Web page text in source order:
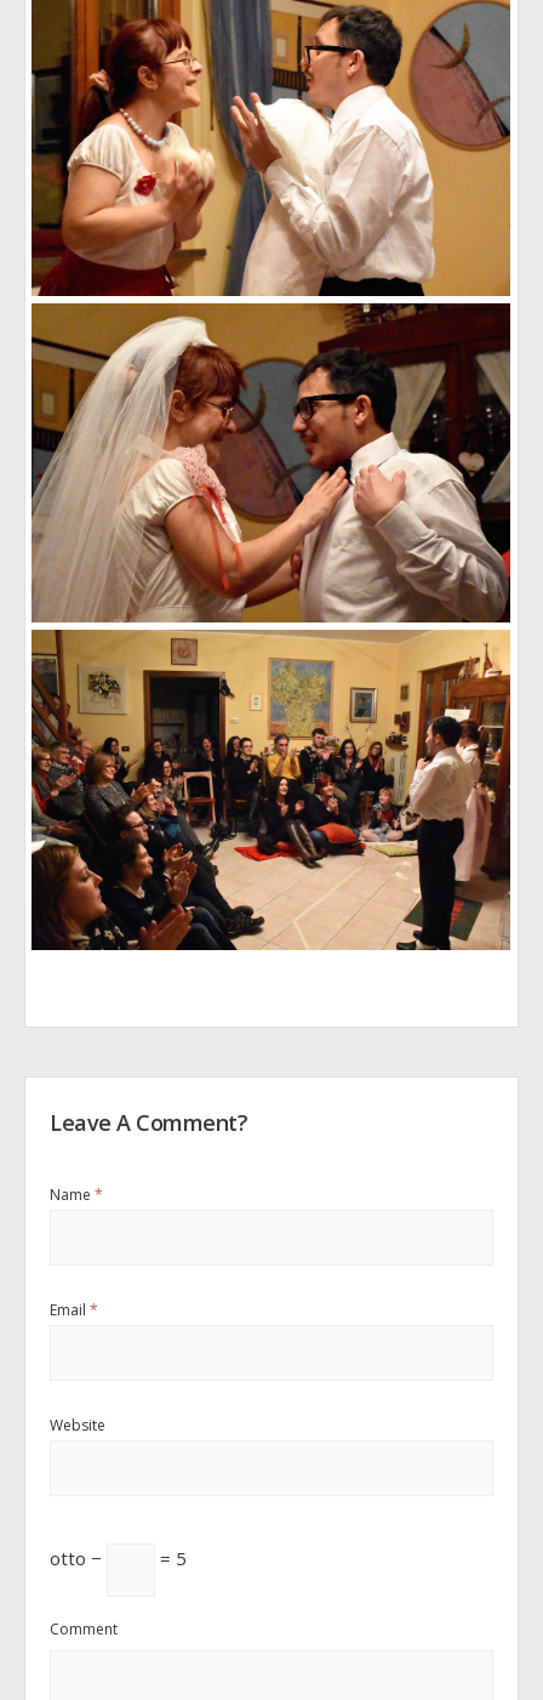
Leave A Comment?
Name *
Email *
Website
otto − = 5
Comment